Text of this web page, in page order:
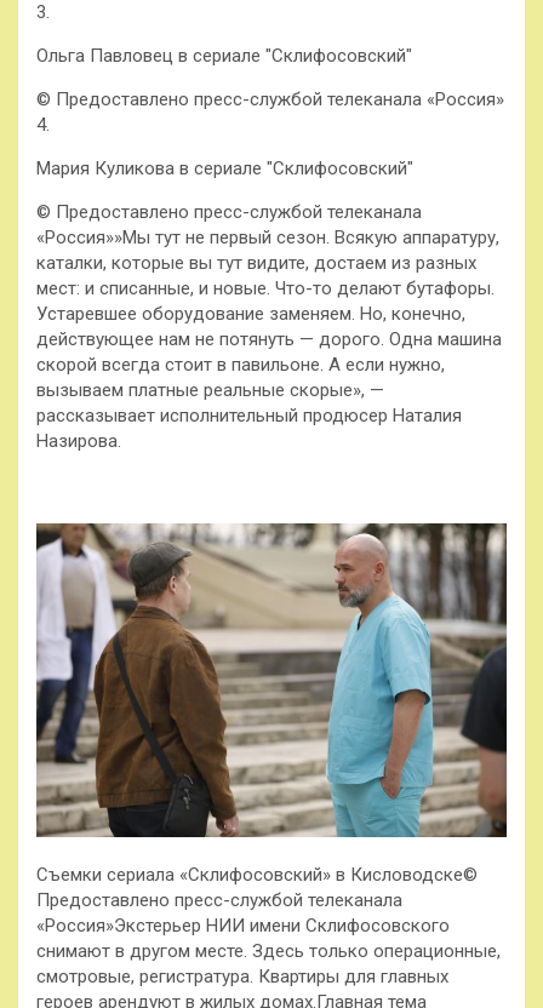
3.
Ольга Павловец в сериале "Склифосовский"
© Предоставлено пресс-службой телеканала «Россия»
4.
Мария Куликова в сериале "Склифосовский"
© Предоставлено пресс-службой телеканала
«Россия»»Мы тут не первый сезон. Всякую аппаратуру,
каталки, которые вы тут видите, достаем из разных
мест: и списанные, и новые. Что-то делают бутафоры.
Устаревшее оборудование заменяем. Но, конечно,
действующее нам не потянуть — дорого. Одна машина
скорой всегда стоит в павильоне. А если нужно,
вызываем платные реальные скорые», —
рассказывает исполнительный продюсер Наталия
Назирова.
Съемки сериала «Склифосовский» в Кисловодске©
Предоставлено пресс-службой телеканала
«Россия»Экстерьер НИИ имени Склифосовского
снимают в другом месте. Здесь только операционные,
смотровые, регистратура. Квартиры для главных
героев арендуют в жилых домах.Главная тема